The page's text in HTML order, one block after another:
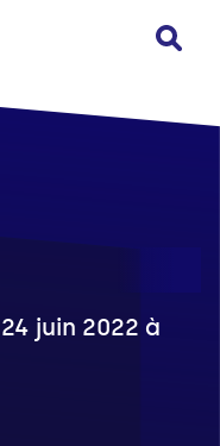
juin 2022 à